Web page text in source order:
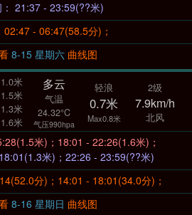
退潮时间： 21:37 - 23:59(??米)
02:47 - 06:47(58.5分)；
8-15 星期六 曲线图
1.0米
1.5米
1.3米
1.6米
多云
气温
24.32°C
气压990hpa
轻浪
0.7米
Max0.8米
2级
7.9km/h
北风
- 15:28(1.5米)；18:01 - 22:26(1.6米)；
15:28 - 18:01(1.3米)；22:26 - 23:59(??米)
分)；14:01 - 18:01(34.0分)；
8-16 星期日 曲线图